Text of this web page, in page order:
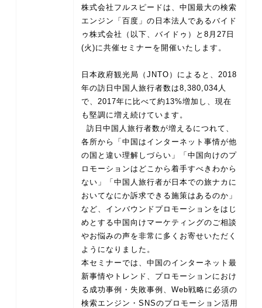
株式会社フルスピードは、中国最大の検索
エンジン「百度」の日本法人であるバイド
ゥ株式会社（以下、バイドゥ）と8月27日
(火)に共催セミナーを開催いたします。
日本政府観光局（JNTO）によると、2018
年の訪日中国人旅行者数は8,380,034人
で、2017年に比べて約13%増加し、現在
も堅調に増え続けています。
訪日中国人旅行者数が増えるにつれて、
各所から「中国はインターネット事情が他
の国と違い理解しづらい」「中国向けのプ
ロモーションはどこから着手すべきわから
ない」「中国人旅行者が日本での旅ナカに
おいてなにか訴求できる施策はあるのか」
など、インバウンドプロモーションをはじ
めとする中国向けマーケティングのご相談
やお悩みの声を非常に多くお寄せいただく
ようになりました。
本セミナーでは、中国のインターネット最
新事情やトレンド、プロモーションにおけ
る成功事例・失敗事例、Web戦略に必須の
検索エンジン・SNSのプロモーション活用